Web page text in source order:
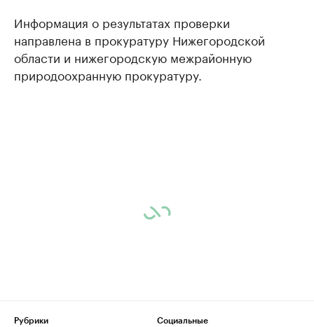
Информация о результатах проверки
направлена в прокуратуру Нижегородской
области и нижегородскую межрайонную
природоохранную прокуратуру.
Рубрики
Социальные